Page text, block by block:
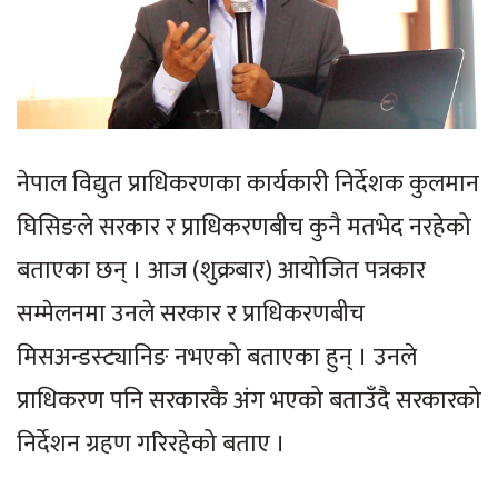
नेपाल विद्युत प्राधिकरणका कार्यकारी निर्देशक कुलमान
घिसिङले सरकार र प्राधिकरणबीच कुनै मतभेद नरहेको
बताएका छन् । आज (शुक्रबार) आयोजित पत्रकार
सम्मेलनमा उनले सरकार र प्राधिकरणबीच
मिसअन्डस्ट्यानिङ नभएको बताएका हुन् । उनले
प्राधिकरण पनि सरकारकै अंग भएको बताउँदै सरकारको
निर्देशन ग्रहण गरिरहेको बताए ।